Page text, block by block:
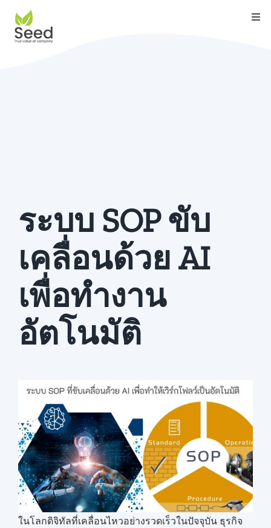
content
หน้าแรก
คู่มือ
ดาวน์โหลด
สมัครใช้บริการ
ระบบ SOP ขับ
เคลื่อนด้วย AI
เพื่อทำงาน
อัตโนมัติ
ในโลกดิจิทัลที่เคลื่อนไหวอย่างรวดเร็วในปัจจุบัน ธุรกิจ